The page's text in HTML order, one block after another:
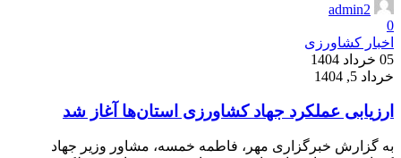
admin2
0
اخبار کشاورزی
05 خرداد 1404
خرداد 5, 1404
ارزیابی عملکرد جهاد کشاورزی استان‌ها آغاز شد
به گزارش خبرگزاری مهر، فاطمه خمسه، مشاور وزیر جهاد